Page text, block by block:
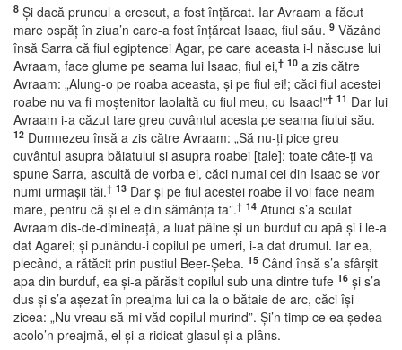
8 Şi dacă pruncul a crescut, a fost înţărcat. Iar Avraam a făcut
mare ospăţ în ziua’n care-a fost înţărcat Isaac, fiul său. 9 Văzând
însă Sarra că fiul egiptencei Agar, pe care aceasta i-l născuse lui
Avraam, face glume pe seama lui Isaac, fiul ei,† 10 a zis către
Avraam: „Alung-o pe roaba aceasta, şi pe fiul ei!; căci fiul acestei
roabe nu va fi moştenitor laolaltă cu fiul meu, cu Isaac!”† 11 Dar lui
Avraam i-a căzut tare greu cuvântul acesta pe seama fiului său.
12 Dumnezeu însă a zis către Avraam: „Să nu-ţi pice greu
cuvântul asupra băiatului şi asupra roabei [tale]; toate câte-ţi va
spune Sarra, ascultă de vorba ei, căci numai cei din Isaac se vor
numi urmaşii tăi.† 13 Dar şi pe fiul acestei roabe îl voi face neam
mare, pentru că şi el e din sămânţa ta”.† 14 Atunci s’a sculat
Avraam dis-de-dimineaţă, a luat pâine şi un burduf cu apă şi i le-a
dat Agarei; şi punându-i copilul pe umeri, i-a dat drumul. Iar ea,
plecând, a rătăcit prin pustiul Beer-Şeba. 15 Când însă s’a sfârşit
apa din burduf, ea şi-a părăsit copilul sub una dintre tufe 16 şi s’a
dus şi s’a aşezat în preajma lui ca la o bătaie de arc, căci îşi
zicea: „Nu vreau să-mi văd copilul murind”. Şi’n timp ce ea şedea
acolo’n preajmă, el şi-a ridicat glasul şi a plâns.